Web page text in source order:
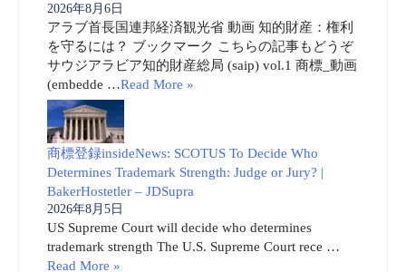
2026年8月6日
アラブ首長国連邦経済観光省 動画 知的財産：権利
を守るには？ ブックマーク こちらの記事もどうぞ
サウジアラビア知的財産総局 (saip) vol.1 商標_動画
(embedde …Read More »
商標登録insideNews: SCOTUS To Decide Who
Determines Trademark Strength: Judge or Jury? |
BakerHostetler – JDSupra
2026年8月5日
US Supreme Court will decide who determines
trademark strength The U.S. Supreme Court rece …
Read More »